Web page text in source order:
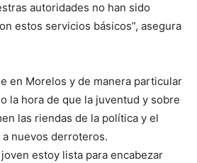
autoridades no han sido
estos servicios básicos”, asegura
en Morelos y de manera particular
la hora de que la juventud y sobre
las riendas de la política y el
nuevos derroteros.
estoy lista para encabezar